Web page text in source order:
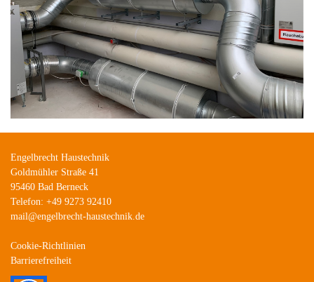
Engelbrecht Haustechnik
Goldmühler Straße 41
95460 Bad Berneck
Telefon: +49 9273 92410
mail@engelbrecht-haustechnik.de
Cookie-Richtlinien
Barrierefreiheit